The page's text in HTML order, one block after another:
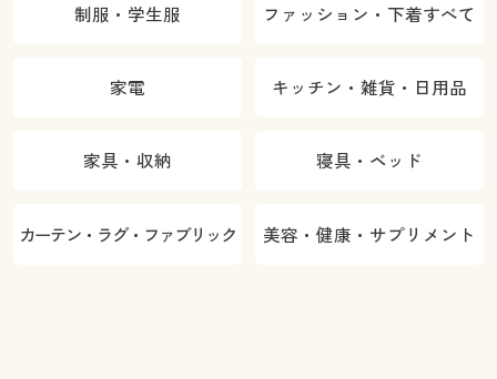
制服・学生服 ファッション・下着すべて
家電 キッチン・雑貨・日用品
家具・収納 寝具・ベッド
カーテン・ラグ・ファブリック 美容・健康・サプリメント